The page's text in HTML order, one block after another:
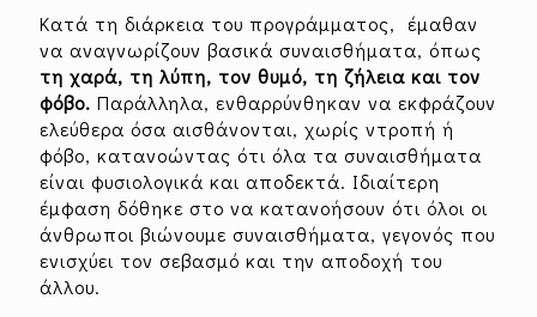
Κατά τη διάρκεια του προγράμματος, έμαθαν
να αναγνωρίζουν βασικά συναισθήματα, όπως
τη χαρά, τη λύπη, τον θυμό, τη ζήλεια και τον
φόβο. Παράλληλα, ενθαρρύνθηκαν να εκφράζουν
ελεύθερα όσα αισθάνονται, χωρίς ντροπή ή
φόβο, κατανοώντας ότι όλα τα συναισθήματα
είναι φυσιολογικά και αποδεκτά. Ιδιαίτερη
έμφαση δόθηκε στο να κατανοήσουν ότι όλοι οι
άνθρωποι βιώνουμε συναισθήματα, γεγονός που
ενισχύει τον σεβασμό και την αποδοχή του
άλλου.